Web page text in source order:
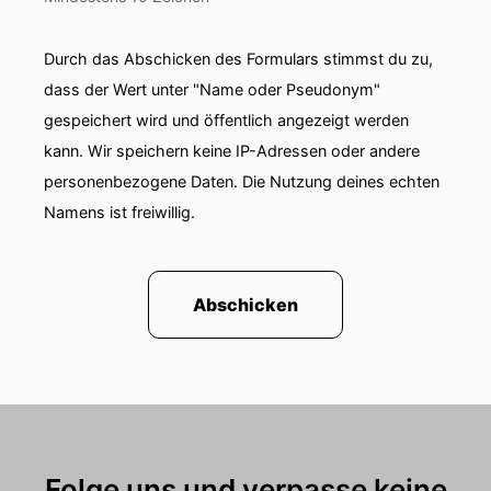
der Firmengeschichte im Datacenter Sales-
00:01:12: Sie hat in den letzten Monaten und
Jahren über vierhundert Kinos aufgenommen
bzw.
00:01:18: gesprochen.
00:01:18: ist mein Stand.
00:01:20: Sie beschäftigt sich nämlich vor allem
mit dem Thema AI Fairness.
00:01:28: Wir haben, muss man gestehen im
Durch das Abschicken des Formulars stimmst du zu,
dass der Wert unter "Name oder Pseudonym"
gespeichert wird und öffentlich angezeigt werden
kann. Wir speichern keine IP-Adressen oder andere
personenbezogene Daten. Die Nutzung deines echten
Namens ist freiwillig.
Abschicken